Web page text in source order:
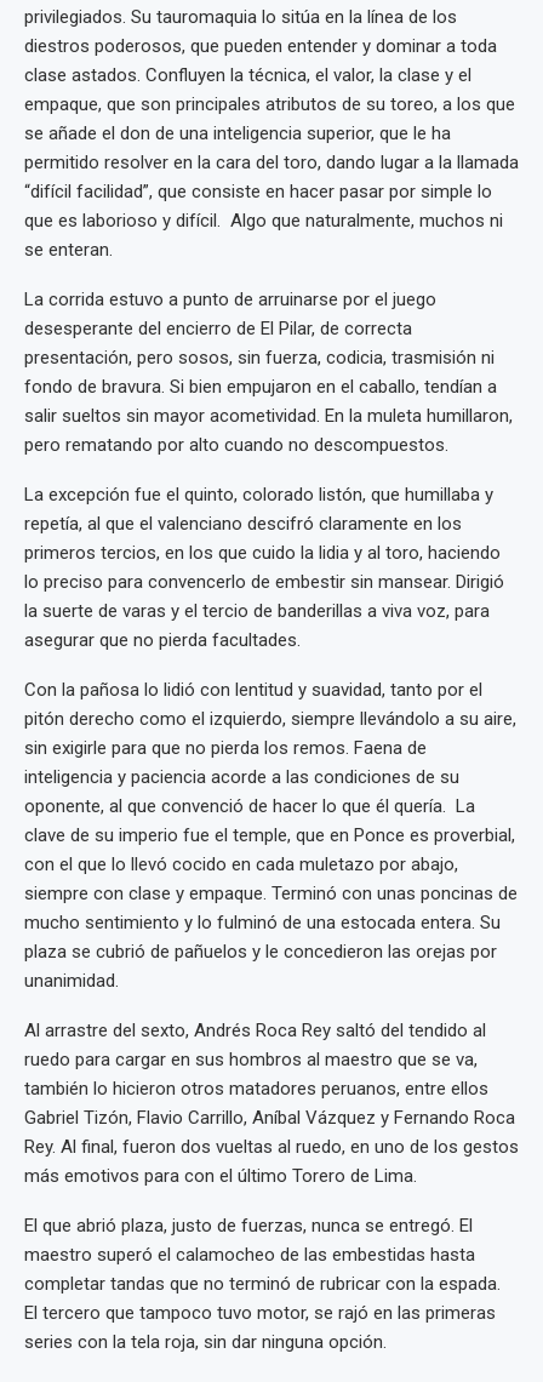
privilegiados. Su tauromaquia lo sitúa en la línea de los
diestros poderosos, que pueden entender y dominar a toda
clase astados. Confluyen la técnica, el valor, la clase y el
empaque, que son principales atributos de su toreo, a los que
se añade el don de una inteligencia superior, que le ha
permitido resolver en la cara del toro, dando lugar a la llamada
“difícil facilidad”, que consiste en hacer pasar por simple lo
que es laborioso y difícil. Algo que naturalmente, muchos ni
se enteran.
La corrida estuvo a punto de arruinarse por el juego
desesperante del encierro de El Pilar, de correcta
presentación, pero sosos, sin fuerza, codicia, trasmisión ni
fondo de bravura. Si bien empujaron en el caballo, tendían a
salir sueltos sin mayor acometividad. En la muleta humillaron,
pero rematando por alto cuando no descompuestos.
La excepción fue el quinto, colorado listón, que humillaba y
repetía, al que el valenciano descifró claramente en los
primeros tercios, en los que cuido la lidia y al toro, haciendo
lo preciso para convencerlo de embestir sin mansear. Dirigió
la suerte de varas y el tercio de banderillas a viva voz, para
asegurar que no pierda facultades.
Con la pañosa lo lidió con lentitud y suavidad, tanto por el
pitón derecho como el izquierdo, siempre llevándolo a su aire,
sin exigirle para que no pierda los remos. Faena de
inteligencia y paciencia acorde a las condiciones de su
oponente, al que convenció de hacer lo que él quería. La
clave de su imperio fue el temple, que en Ponce es proverbial,
con el que lo llevó cocido en cada muletazo por abajo,
siempre con clase y empaque. Terminó con unas poncinas de
mucho sentimiento y lo fulminó de una estocada entera. Su
plaza se cubrió de pañuelos y le concedieron las orejas por
unanimidad.
Al arrastre del sexto, Andrés Roca Rey saltó del tendido al
ruedo para cargar en sus hombros al maestro que se va,
también lo hicieron otros matadores peruanos, entre ellos
Gabriel Tizón, Flavio Carrillo, Aníbal Vázquez y Fernando Roca
Rey. Al final, fueron dos vueltas al ruedo, en uno de los gestos
más emotivos para con el último Torero de Lima.
El que abrió plaza, justo de fuerzas, nunca se entregó. El
maestro superó el calamocheo de las embestidas hasta
completar tandas que no terminó de rubricar con la espada.
El tercero que tampoco tuvo motor, se rajó en las primeras
series con la tela roja, sin dar ninguna opción.